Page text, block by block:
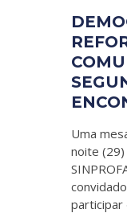
Uma
noite (29)
participar